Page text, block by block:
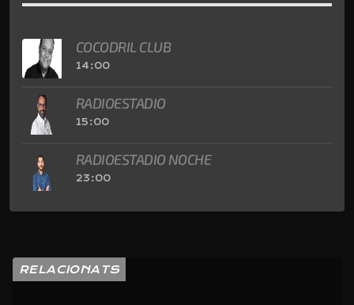
COCODRIL CLUB
14:00
RADIOESTADIO
15:00
RADIOESTADIO NOCHE
23:00
RELACIONATS